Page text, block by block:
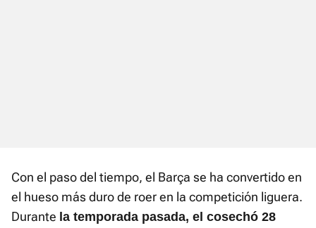
Con el paso del tiempo, el Barça se ha convertido en
el hueso más duro de roer en la competición liguera.
Durante la temporada pasada, el cosechó 28